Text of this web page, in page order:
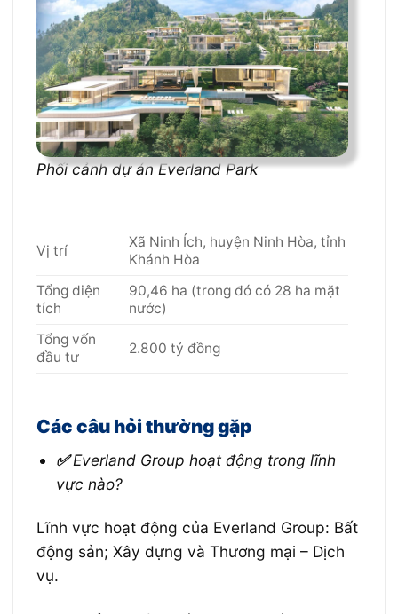
Phối cảnh dự án Everland Park
Vị trí
Xã Ninh Ích, huyện Ninh Hòa, tỉnh
Khánh Hòa
Tổng diện
tích
90,46 ha (trong đó có 28 ha mặt
nước)
Tổng vốn
đầu tư
2.800 tỷ đồng
Các câu hỏi thường gặp
✅Everland Group hoạt động trong lĩnh
vực nào?
Lĩnh vực hoạt động của Everland Group: Bất
động sản; Xây dựng và Thương mại – Dịch
vụ.